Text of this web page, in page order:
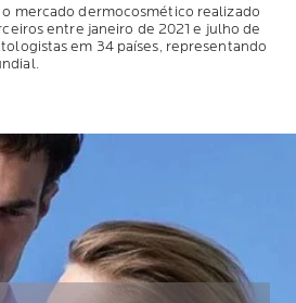
mercado dermocosmético realizado
entre janeiro de 2021 e julho de
em 34 países, representando